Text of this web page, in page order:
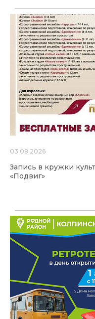
03.08.2026
Запись в кружки
«Подвиг»